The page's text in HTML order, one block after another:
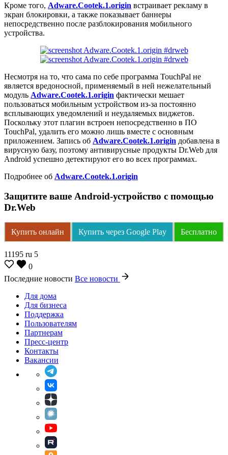
Кроме того, Adware.Cootek.1.origin встраивает рекламу в
экран блокировки, а также показывает баннеры
непосредственно после разблокирования мобильного
устройства.
Несмотря на то, что сама по себе программа TouchPal не
является вредоносной, применяемый в ней нежелательный
модуль Adware.Cootek.1.origin фактически мешает
пользоваться мобильным устройством из-за постоянно
всплывающих уведомлений и неудаляемых виджетов.
Поскольку этот плагин встроен непосредственно в ПО
TouchPal, удалить его можно лишь вместе с основным
приложением. Запись об Adware.Cootek.1.origin добавлена в
вирусную базу, поэтому антивирусные продукты Dr.Web для
Android успешно детектируют его во всех программах.
Подробнее об Adware.Cootek.1.origin
Защитите ваше Android-устройство с помощью
Dr.Web
Купить онлайн Купить через Google Play Бесплатно
11195 ru 5
0
Последние новости Все новости
Для дома
Для бизнеса
Поддержка
Пользователям
Партнерам
Пресс-центр
Контакты
Вакансии